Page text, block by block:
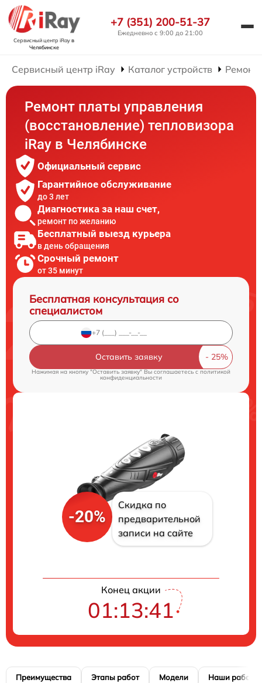
Сервисный центр iRayв
Челябинске
+7 (351) 200-51-37
Ежедневно с 9:00 до 21:00
Сервисный центр iRay Каталог устройств Ремонт
Ремонт платы управления
(восстановление) тепловизора
iRay в Челябинске
Официальный сервис
Гарантийное обслуживание
до 3 лет
Диагностика за наш счет,
ремонт по желанию
Бесплатный выезд курьера
в день обращения
Срочный ремонт
от 35 минут
Бесплатная консультация со
специалистом
Оставить заявку
Нажимая на кнопку "Оставить заявку" Вы соглашаетесь cполитикой
конфиденциальности
-20%
Скидка по
предварительной
записи на сайте
Конец акции
01:13:40
Преимущества Этапы работ Модели Наши работы